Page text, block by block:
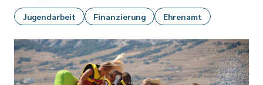
Jugendarbeit Finanzierung Ehrenamt